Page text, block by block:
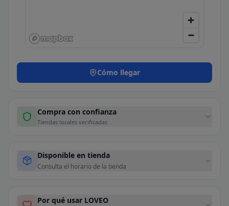
Cómo llegar
Compra con confianza
Tiendas locales verificadas
Disponible en tienda
Consulta el horario de la tienda
Por qué usar LOVEO